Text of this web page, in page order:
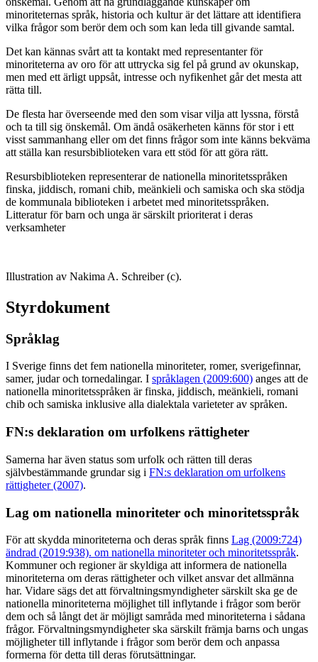
minoriteternas språk, historia och kultur är det lättare att identifiera
vilka frågor som berör dem och som kan leda till givande samtal.
Det kan kännas svårt att ta kontakt med representanter för
minoriteterna av oro för att uttrycka sig fel på grund av okunskap,
men med ett ärligt uppsåt, intresse och nyfikenhet går det mesta att
rätta till.
De flesta har överseende med den som visar vilja att lyssna, förstå
och ta till sig önskemål. Om ändå osäkerheten känns för stor i ett
visst sammanhang eller om det finns frågor som inte känns bekväma
att ställa kan resursbiblioteken vara ett stöd för att göra rätt.
Resursbiblioteken representerar de nationella minoritetsspråken
finska, jiddisch, romani chib, meänkieli och samiska och ska stödja
de kommunala biblioteken i arbetet med minoritetsspråken.
Litteratur för barn och unga är särskilt prioriterat i deras
verksamheter
Illustration av Nakima A. Schreiber (c).
Styrdokument
Språklag
I Sverige finns det fem nationella minoriteter, romer, sverigefinnar,
samer, judar och tornedalingar. I språklagen (2009:600) anges att de
nationella minoritetsspråken är finska, jiddisch, meänkieli, romani
chib och samiska inklusive alla dialektala varieteter av språken.
FN:s deklaration om urfolkens rättigheter
Samerna har även status som urfolk och rätten till deras
självbestämmande grundar sig i FN:s deklaration om urfolkens
rättigheter (2007).
Lag om nationella minoriteter och minoritetsspråk
För att skydda minoriteterna och deras språk finns Lag (2009:724)
ändrad (2019:938). om nationella minoriteter och minoritetsspråk.
Kommuner och regioner är skyldiga att informera de nationella
minoriteterna om deras rättigheter och vilket ansvar det allmänna
har. Vidare sägs det att förvaltningsmyndigheter särskilt ska ge de
nationella minoriteterna möjlighet till inflytande i frågor som berör
dem och så långt det är möjligt samråda med minoriteterna i sådana
frågor. Förvaltningsmyndigheter ska särskilt främja barns och ungas
möjligheter till inflytande i frågor som berör dem och anpassa
formerna för detta till deras förutsättningar.